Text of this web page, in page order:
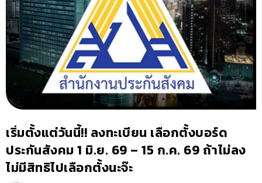
เริ่มตั้งแต่วันนี้!! ลงทะเบียน เลือกตั้งบอร์ด
ประกันสังคม 1 มิ.ย. 69 – 15 ก.ค. 69 ถ้าไม่ลง
ไม่มีสิทธิไปเลือกตั้งนะจ๊ะ